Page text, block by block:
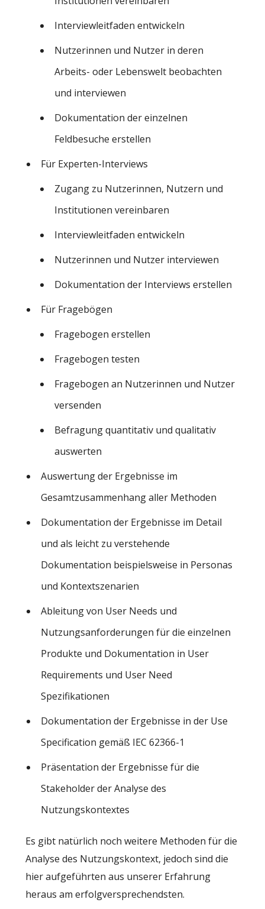
Interviewleitfaden entwickeln
Nutzerinnen und Nutzer in deren
Arbeits- oder Lebenswelt beobachten
und interviewen
Dokumentation der einzelnen
Feldbesuche erstellen
Für Experten-Interviews
Zugang zu Nutzerinnen, Nutzern und
Institutionen vereinbaren
Interviewleitfaden entwickeln
Nutzerinnen und Nutzer interviewen
Dokumentation der Interviews erstellen
Für Fragebögen
Fragebogen erstellen
Fragebogen testen
Fragebogen an Nutzerinnen und Nutzer
versenden
Befragung quantitativ und qualitativ
auswerten
Auswertung der Ergebnisse im
Gesamtzusammenhang aller Methoden
Dokumentation der Ergebnisse im Detail
und als leicht zu verstehende
Dokumentation beispielsweise in Personas
und Kontextszenarien
Ableitung von User Needs und
Nutzungsanforderungen für die einzelnen
Produkte und Dokumentation in User
Requirements und User Need
Spezifikationen
Dokumentation der Ergebnisse in der Use
Specification gemäß IEC 62366-1
Präsentation der Ergebnisse für die
Stakeholder der Analyse des
Nutzungskontextes
Es gibt natürlich noch weitere Methoden für die
Analyse des Nutzungskontext, jedoch sind die
hier aufgeführten aus unserer Erfahrung
heraus am erfolgversprechendsten.